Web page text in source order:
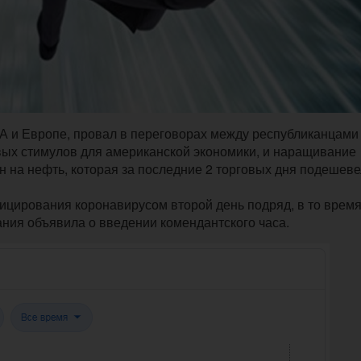
Европе, провал в переговорах между
стимулов для американской экономики, и наращивание
на нефть, которая за последние 2 торговых дня
коронавирусом второй день подряд, в то
объявила о введении комендантского часа.